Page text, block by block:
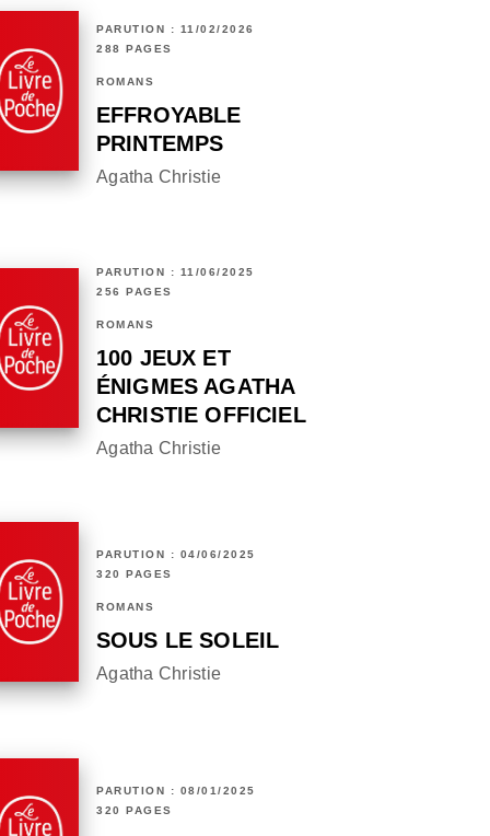
PARUTION : 11/02/2026
288 PAGES
ROMANS
EFFROYABLE
PRINTEMPS
Agatha Christie
PARUTION : 11/06/2025
256 PAGES
ROMANS
100 JEUX ET
ÉNIGMES AGATHA
CHRISTIE OFFICIEL
Agatha Christie
PARUTION : 04/06/2025
320 PAGES
ROMANS
SOUS LE SOLEIL
Agatha Christie
PARUTION : 08/01/2025
320 PAGES